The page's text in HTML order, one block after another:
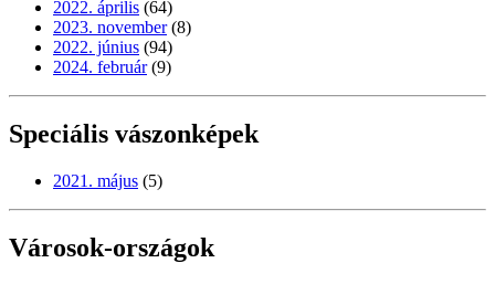
2022. április (64)
2023. november (8)
2022. június (94)
2024. február (9)
Speciális vászonképek
2021. május (5)
Városok-országok